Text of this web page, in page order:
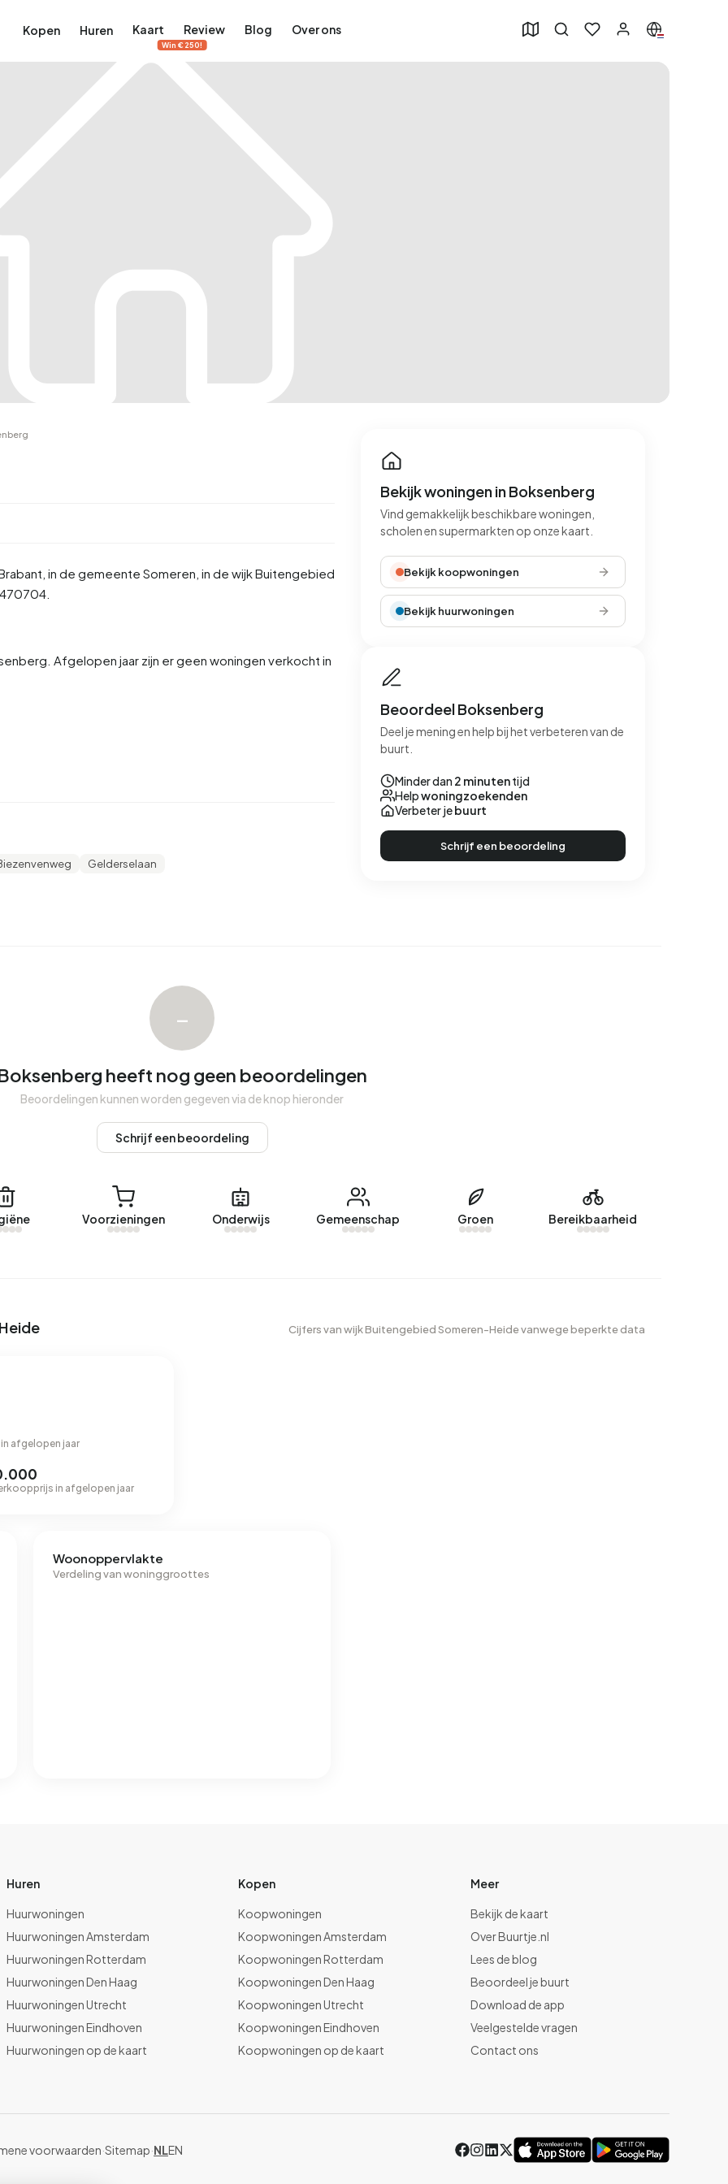
Kopen Huren Kaart Review
Win €250!
Blog Over ons
, in de gemeente Someren , in de wijkBuitengebied
Afgelopen jaar zijn er geen woningen verkocht in
Gelderselaan
Bekijk woningen in Boksenberg
Vind gemakkelijk beschikbare woningen,
scholen en supermarkten op onze kaart.
Bekijk koopwoningen
Bekijk huurwoningen
Beoordeel Boksenberg
Deel je mening en help bij het verbeteren van de
buurt.
Minder dan 2 minutentijd
Helpwoningzoekenden
Verbeter jebuurt
Schrijf een beoordeling
–
heeft nog geen beoordelingen
Beoordelingen kunnen worden gegeven via de knop hieronder
Schrijf een beoordeling
Voorzieningen Onderwijs Gemeenschap Groen Bereikbaarheid
Cijfers van wijk Buitengebied Someren-Heide vanwege beperkte data
afgelopen jaar
in afgelopen jaar
Woonoppervlakte
Verdeling van woninggroottes
Huren
Huurwoningen
Huurwoningen Amsterdam
Huurwoningen Rotterdam
Huurwoningen Den Haag
Huurwoningen Utrecht
Huurwoningen Eindhoven
Huurwoningen op de kaart
Kopen
Koopwoningen
Koopwoningen Amsterdam
Koopwoningen Rotterdam
Koopwoningen Den Haag
Koopwoningen Utrecht
Koopwoningen Eindhoven
Koopwoningen op de kaart
Meer
Bekijk de kaart
Over Buurtje.nl
Lees de blog
Beoordeel je buurt
Download de app
Veelgestelde vragen
Contact ons
voorwaarden·Sitemap·NLEN